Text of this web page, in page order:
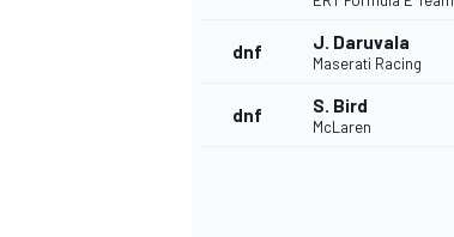
dnf J. Daruvala
Maserati Racing
dnf S. Bird
McLaren